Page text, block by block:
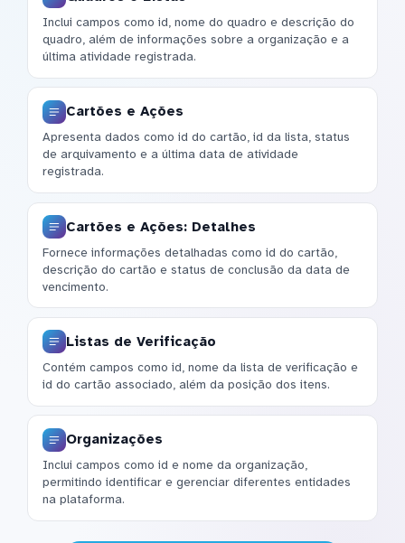
Inclui campos como id, nome do quadro e descrição do
quadro, além de informações sobre a organização e a
última atividade registrada.
Cartões e Ações
Apresenta dados como id do cartão, id da lista, status
de arquivamento e a última data de atividade
registrada.
Cartões e Ações: Detalhes
Fornece informações detalhadas como id do cartão,
descrição do cartão e status de conclusão da data de
vencimento.
Listas de Verificação
Contém campos como id, nome da lista de verificação e
id do cartão associado, além da posição dos itens.
Organizações
Inclui campos como id e nome da organização,
permitindo identificar e gerenciar diferentes entidades
na plataforma.